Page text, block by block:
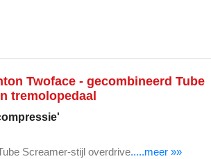
Twoface - gecombineerd Tube
tremolopedaal
Screamer-stijl overdrive.....meer »»